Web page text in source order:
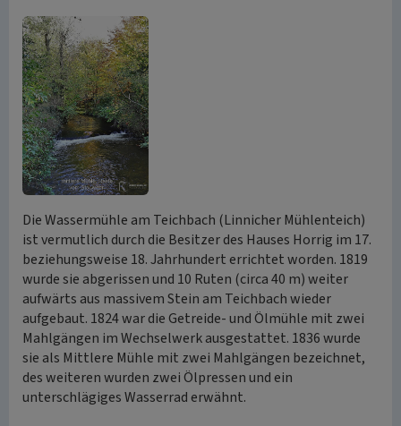
Die Wassermühle am Teichbach (Linnicher Mühlenteich)
ist vermutlich durch die Besitzer des Hauses Horrig im 17.
beziehungsweise 18. Jahrhundert errichtet worden. 1819
wurde sie abgerissen und 10 Ruten (circa 40 m) weiter
aufwärts aus massivem Stein am Teichbach wieder
aufgebaut. 1824 war die Getreide- und Ölmühle mit zwei
Mahlgängen im Wechselwerk ausgestattet. 1836 wurde
sie als Mittlere Mühle mit zwei Mahlgängen bezeichnet,
des weiteren wurden zwei Ölpressen und ein
unterschlägiges Wasserrad erwähnt.